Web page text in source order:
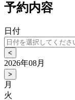
予約内容
日付
<
2026年08月
>
月
火